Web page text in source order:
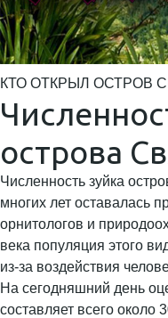
КТО ОТКРЫЛ ОСТРОВ
острова
Численность зуйка
многих лет оставалась
орнитологов и
века популяция этого
из-за воздействия
На сегодняшний день
составляет всего около